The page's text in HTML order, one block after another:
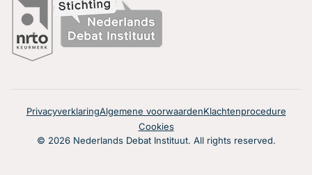
PrivacyverklaringAlgemene voorwaardenKlachtenprocedure
Cookies
© 2026 Nederlands Debat Instituut. All rights reserved.